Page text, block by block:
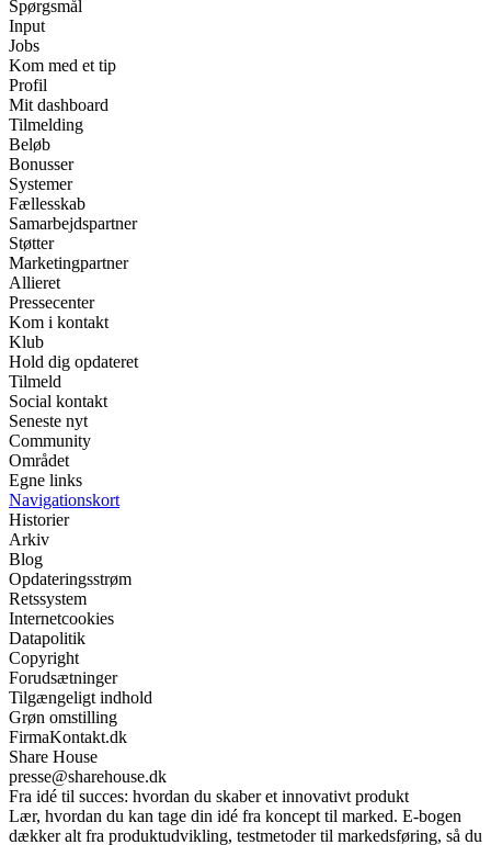
Spørgsmål
Input
Jobs
Kom med et tip
Profil
Mit dashboard
Tilmelding
Beløb
Bonusser
Systemer
Fællesskab
Samarbejdspartner
Støtter
Marketingpartner
Allieret
Pressecenter
Kom i kontakt
Klub
Hold dig opdateret
Tilmeld
Social kontakt
Seneste nyt
Community
Området
Egne links
Navigationskort
Historier
Arkiv
Blog
Opdateringsstrøm
Retssystem
Internetcookies
Datapolitik
Copyright
Forudsætninger
Tilgængeligt indhold
Grøn omstilling
FirmaKontakt.dk
Share House
presse@sharehouse.dk
Fra idé til succes: hvordan du skaber et innovativt produkt
Lær, hvordan du kan tage din idé fra koncept til marked. E-bogen
dækker alt fra produktudvikling, testmetoder til markedsføring, så du